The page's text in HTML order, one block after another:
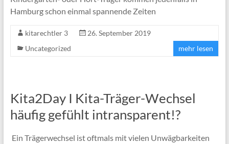
Hamburg schon einmal spannende Zeiten
kitarechtler 3
26. September 2019
Uncategorized
mehr lesen
Kita2Day I Kita-Träger-Wechsel
häufig gefühlt intransparent!?
Ein Trägerwechsel ist oftmals mit vielen Unwägbarkeiten